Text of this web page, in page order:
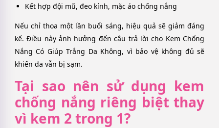
Kết hợp đội mũ, đeo kính, mặc áo chống nắng
Nếu chỉ thoa một lần buổi sáng, hiệu quả sẽ giảm đáng
kể. Điều này ảnh hưởng đến câu trả lời cho Kem Chống
Nắng Có Giúp Trắng Da Không, vì bảo vệ không đủ sẽ
khiến da vẫn bị sạm.
Tại sao nên sử dụng kem
chống nắng riêng biệt thay
vì kem 2 trong 1?